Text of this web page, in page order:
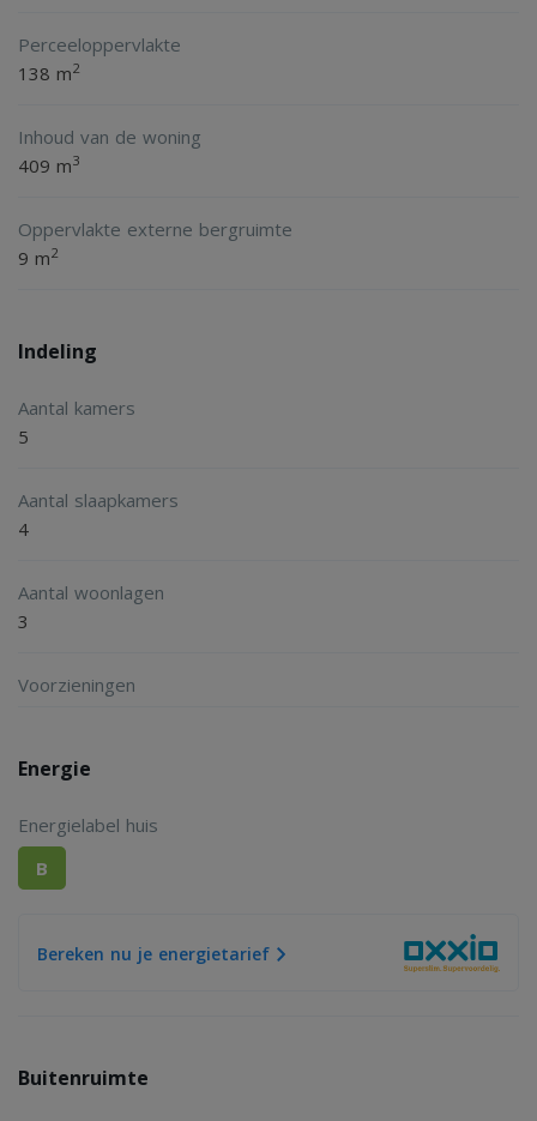
Perceeloppervlakte
138 m2
Inhoud van de woning
409 m3
Oppervlakte externe bergruimte
9 m2
Indeling
Aantal kamers
5
Aantal slaapkamers
4
Aantal woonlagen
3
Voorzieningen
Energie
Energielabel huis
B
Bereken nu je energietarief
Buitenruimte